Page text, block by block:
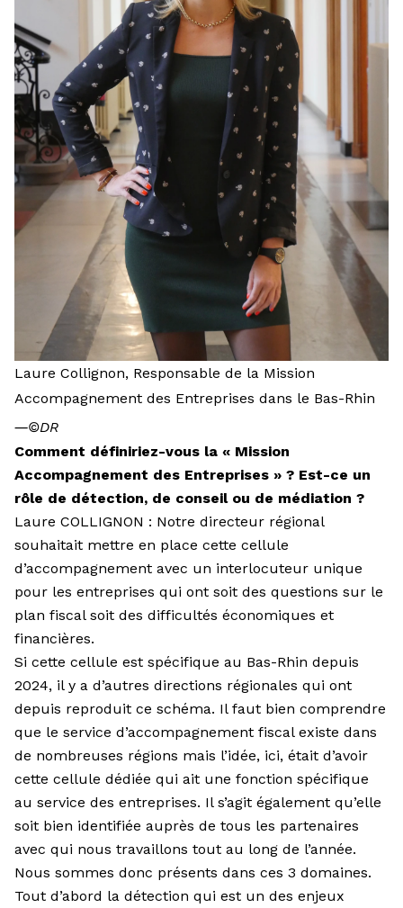
Laure Collignon, Responsable de la Mission
Accompagnement des Entreprises dans le Bas-Rhin
―©DR
Comment définiriez-vous la « Mission
Accompagnement des Entreprises » ? Est-ce un
rôle de détection, de conseil ou de médiation ?
Laure COLLIGNON : Notre directeur régional
souhaitait mettre en place cette cellule
d’accompagnement avec un interlocuteur unique
pour les entreprises qui ont soit des questions sur le
plan fiscal soit des difficultés économiques et
financières.
Si cette cellule est spécifique au Bas-Rhin depuis
2024, il y a d’autres directions régionales qui ont
depuis reproduit ce schéma. Il faut bien comprendre
que le service d’accompagnement fiscal existe dans
de nombreuses régions mais l’idée, ici, était d’avoir
cette cellule dédiée qui ait une fonction spécifique
au service des entreprises. Il s’agit également qu’elle
soit bien identifiée auprès de tous les partenaires
avec qui nous travaillons tout au long de l’année.
Nous sommes donc présents dans ces 3 domaines.
Tout d’abord la détection qui est un des enjeux